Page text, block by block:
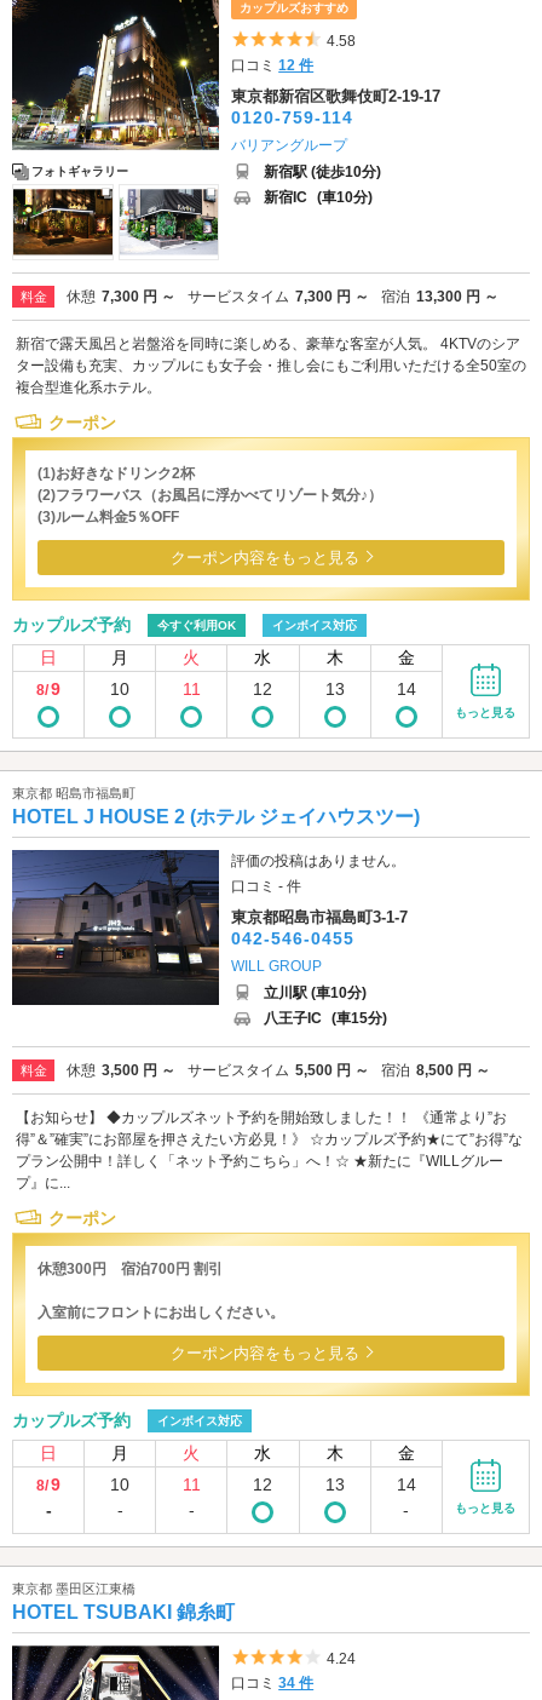
フォトギャラリー
カップルズおすすめ
5つ星のうち4.5
4.58
口コミ12 件
東京都新宿区歌舞伎町2-19-17
0120-759-114
バリアングループ
新宿駅 (徒歩10分)
新宿IC (車10分)
料金 休憩 7,300 円 ～ サービスタイム 7,300 円 ～ 宿泊 13,300 円 ～
新宿で露天風呂と岩盤浴を同時に楽しめる、豪華な客室が人気。 4KTVのシア
ター設備も充実、カップルにも女子会・推し会にもご利用いただける全50室の
複合型進化系ホテル。
クーポン
(1)お好きなドリンク2杯
(2)フラワーバス（お風呂に浮かべてリゾート気分♪）
(3)ルーム料金5％OFF
クーポン内容をもっと見る
カップルズ予約 今すぐ利用OK インボイス対応
日 月 火 水 木 金
8/9 10 11 12 13 14
もっと見る
東京都 昭島市福島町
HOTEL J HOUSE 2 (ホテル ジェイハウスツー)
評価の投稿はありません。
口コミ - 件
東京都昭島市福島町3-1-7
042-546-0455
WILL GROUP
立川駅 (車10分)
八王子IC (車15分)
料金 休憩 3,500 円 ～ サービスタイム 5,500 円 ～ 宿泊 8,500 円 ～
【お知らせ】 ◆カップルズネット予約を開始致しました！！ 《通常より”お
得”＆”確実”にお部屋を押さえたい方必見！》 ☆カップルズ予約★にて”お得”な
プラン公開中！詳しく「ネット予約こちら」へ！☆ ★新たに『WILLグルー
プ』に...
クーポン
休憩300円 宿泊700円 割引
入室前にフロントにお出しください。
クーポン内容をもっと見る
カップルズ予約 インボイス対応
日 月 火 水 木 金
8/9
-
10
-
11
-
12 13
14
-
もっと見る
東京都 墨田区江東橋
HOTEL TSUBAKI 錦糸町
5つ星のうち4
4.24
口コミ34 件